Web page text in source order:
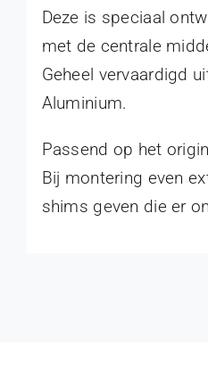
Deze is speciaal
met de centrale
Geheel vervaardigd
Aluminium.
Passend op het
Bij montering even
shims geven die er